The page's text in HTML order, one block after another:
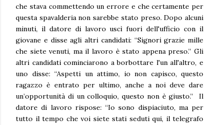
che stava commettendo un errore e che certamente per
questa spavalderia non sarebbe stato preso. Dopo alcuni
minuti, il datore di lavoro uscì fuori dell'ufficio con il
giovane e disse agli altri candidati: “Signori grazie mille
che siete venuti, ma il lavoro è stato appena preso.” Gli
altri candidati cominciarono a borbottare l'un all'altro, e
uno disse: “Aspetti un attimo, io non capisco, questo
ragazzo è entrato per ultimo, anche a noi deve dare
un’opportunità di un colloquio, questo non è giusto.” Il
datore di lavoro rispose: “Io sono dispiaciuto, ma per
tutto il tempo che voi siete stati seduti qui, il telegrafo